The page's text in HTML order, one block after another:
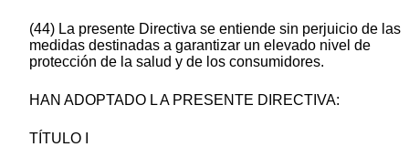
(44) La presente Directiva se entiende sin perjuicio de las
medidas destinadas a garantizar un elevado nivel de
protección de la salud y de los consumidores.
HAN ADOPTADO L A PRESENTE DIRECTIVA:
TÍTULO I